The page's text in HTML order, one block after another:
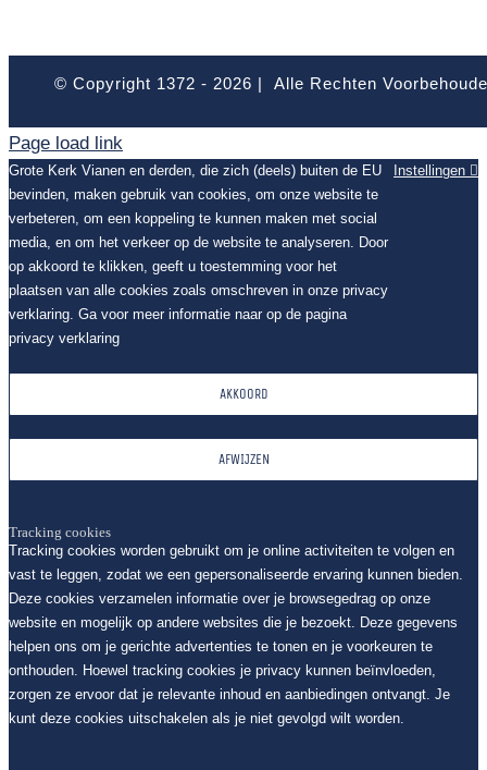
© Copyright 1372 - 2026 | Alle Rechten
Page load link
Grote Kerk Vianen en derden, die zich (deels) buiten de EU
bevinden, maken gebruik van cookies, om onze website te
verbeteren, om een koppeling te kunnen maken met social
media, en om het verkeer op de website te analyseren. Door
op akkoord te klikken, geeft u toestemming voor het
plaatsen van alle cookies zoals omschreven in onze privacy
verklaring. Ga voor meer informatie naar op de pagina
privacy verklaring
Instellingen
AKKOORD
AFWIJZEN
Tracking cookies
Tracking cookies worden gebruikt om je online activiteiten te volgen en
vast te leggen, zodat we een gepersonaliseerde ervaring kunnen bieden.
Deze cookies verzamelen informatie over je browsegedrag op onze
website en mogelijk op andere websites die je bezoekt. Deze gegevens
helpen ons om je gerichte advertenties te tonen en je voorkeuren te
onthouden. Hoewel tracking cookies je privacy kunnen beïnvloeden,
zorgen ze ervoor dat je relevante inhoud en aanbiedingen ontvangt. Je
kunt deze cookies uitschakelen als je niet gevolgd wilt worden.